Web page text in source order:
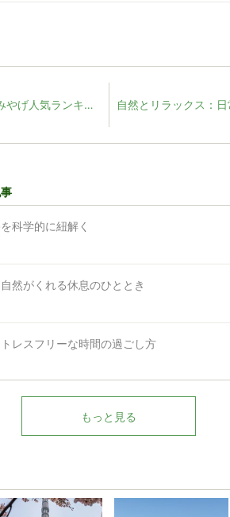
東京のおみやげ人気ランキングTOP10【2025年最新版】｜日吉浩陽のブログ
科学的に紐解く
然がくれる休息のひととき
レスフリーな時間の過ごし方
もっと見る